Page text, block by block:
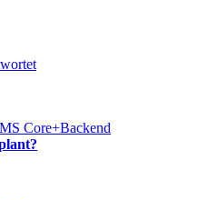
Core+Backend